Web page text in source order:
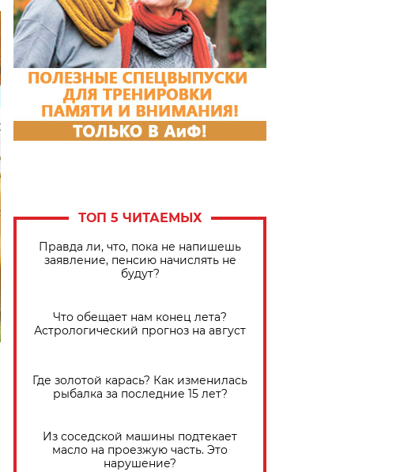
ТОП 5 ЧИТАЕМЫХ
Правда ли, что, пока не напишешь
заявление, пенсию начислять не
будут?
​Что обещает нам конец лета?
Астрологический прогноз на август
Где золотой карась? Как изменилась
рыбалка за последние 15 лет?
Из соседской машины подтекает
масло на проезжую часть. Это
нарушение?